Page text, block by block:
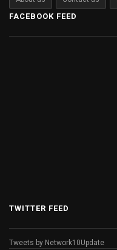
FACEBOOK FEED
TWITTER FEED
Tweets by Network10Update